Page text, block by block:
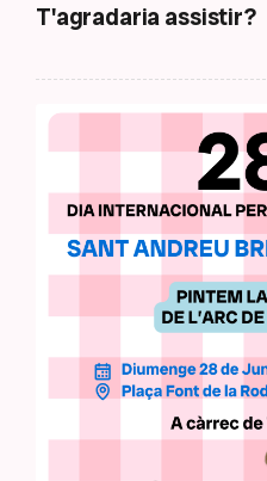
T'agradaria assistir?